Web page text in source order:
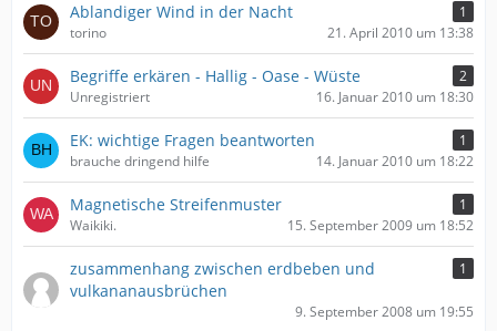
Ablandiger Wind in der Nacht
1
torino
21. April 2010 um 13:38
Begriffe erkären - Hallig - Oase - Wüste
2
Unregistriert
16. Januar 2010 um 18:30
EK: wichtige Fragen beantworten
1
brauche dringend hilfe
14. Januar 2010 um 18:22
Magnetische Streifenmuster
1
Waikiki.
15. September 2009 um 18:52
zusammenhang zwischen erdbeben und
vulkananausbrüchen
1
9. September 2008 um 19:55